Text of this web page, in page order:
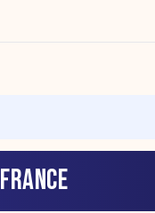
FRANCE